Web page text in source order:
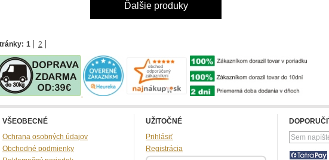
Ďalšie produky
1 2
VŠEOBECNÉ
Ochrana osobných údajov
Obchodné podmienky
UŽITOČNÉ
Prihlásiť
Registrácia